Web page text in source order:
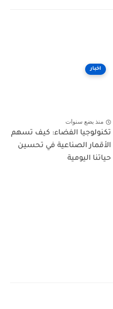
اخبار
منذ بضع سنوات
تكنولوجيا الفضاء: كيف تسهم
الأقمار الصناعية في تحسين
حياتنا اليومية